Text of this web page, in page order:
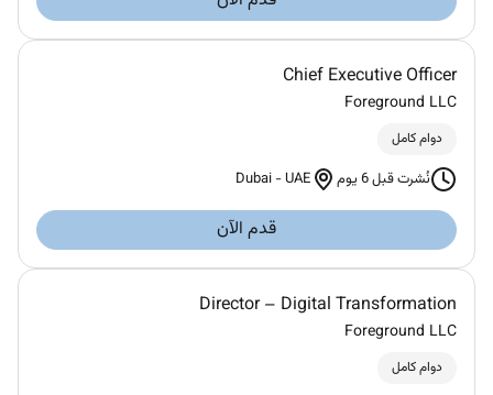
Chief Executive Officer
Foreground LLC
دوام كامل
نُشرت قبل 6 يوم Dubai -UAE
قدم الآن
Director – Digital Transformation
Foreground LLC
دوام كامل